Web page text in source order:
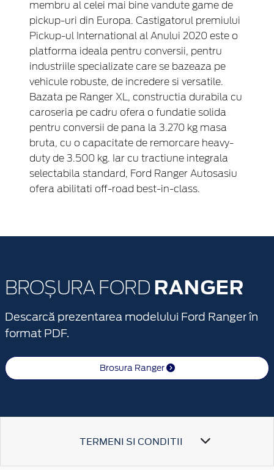
membru al celei mai bine vandute game de
pickup-uri din Europa. Castigatorul premiului
Pickup-ul International al Anului 2020 este o
platforma ideala pentru conversii, pentru
industriile specializate care se bazeaza pe
vehicule robuste, de incredere si versatile.
Bazata pe Ranger XL, constructia durabila cu
caroseria pe cadru ofera o fundatie solida
pentru conversii de pana la 3.270 kg masa
bruta, cu o capacitate de remorcare heavy-
duty de 3.500 kg. Iar cu tractiune integrala
selectabila standard, Ford Ranger Autosasiu
ofera abilitati off-road best-in-class.
BROȘURA FORD RANGER
Descarcă prezentarea modelului Ford Ranger în
format PDF.
Brosura Ranger
TERMENI SI CONDITII